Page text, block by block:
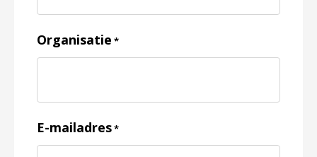
Organisatie *
E-mailadres*